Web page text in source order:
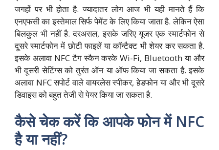
जगहों पर भी होता है. ज्यादातर लोग आज भी यही मानते हैं कि
एनएफसी का इस्तेमाल सिर्फ पेमेंट के लिए किया जाता है. लेकिन ऐसा
बिलकुल भी नहीं है. दरअसल, इसके जरिए यूजर एक स्मार्टफोन से
दूसरे स्मार्टफोन में छोटी फाइलें या कॉन्टैक्ट भी शेयर कर सकता है.
इसके अलावा NFC टैग स्कैन करके Wi-Fi, Bluetooth या और
भी दूसरी सेटिंग्स को तुरंत ऑन या ऑफ किया जा सकता है. इसके
अलावा NFC सपोर्ट वाले वायरलेस स्पीकर, हेडफोन या और भी दूसरे
डिवाइस को बहुत तेजी से पेयर किया जा सकता है.
कैसे चेक करें कि आपके फोन में NFC
है या नहीं?